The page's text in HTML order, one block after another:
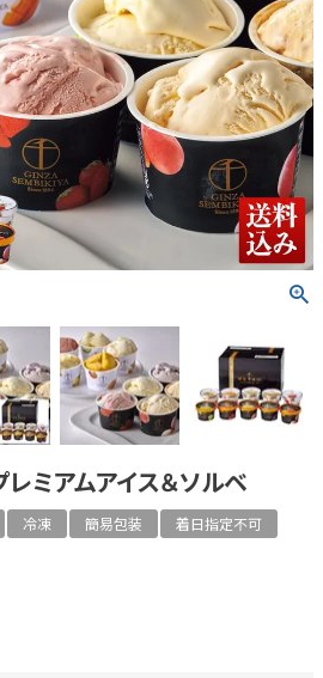
レミアムアイス＆ソルベ
冷凍 簡易包装
着日指定不可